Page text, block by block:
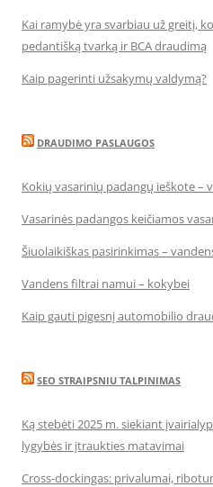
Kai ramybė yra svarbiau už greitį,
pedantišką tvarką ir BCA draudimą
Kaip pagerinti užsakymų valdymą?
DRAUDIMO PASLAUGOS
Kokių vasarinių padangų ieškote –
Vasarinės padangos keičiamos
Šiuolaikiškas pasirinkimas –
Vandens filtrai namui – kokybei
Kaip gauti pigesnį automobilio
SEO STRAIPSNIU TALPINIMAS
Ką stebėti 2025 m. siekiant
lygybės ir įtraukties matavimai
Cross-dockingas: privalumai,